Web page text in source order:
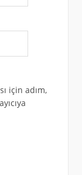
için adım,